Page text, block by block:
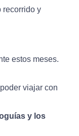
recorrido y
estos meses.
viajar con
y los